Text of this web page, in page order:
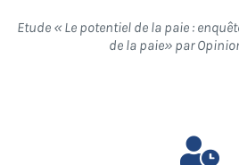
Etude « Le potentiel de la paie :
de la paie» par